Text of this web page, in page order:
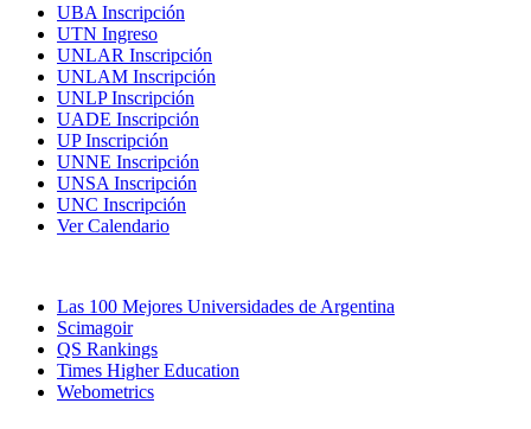
UBA Inscripción
UTN Ingreso
UNLAR Inscripción
UNLAM Inscripción
UNLP Inscripción
UADE Inscripción
UP Inscripción
UNNE Inscripción
UNSA Inscripción
UNC Inscripción
Ver Calendario
Las 100 Mejores Universidades de Argentina
Scimagoir
QS Rankings
Times Higher Education
Webometrics